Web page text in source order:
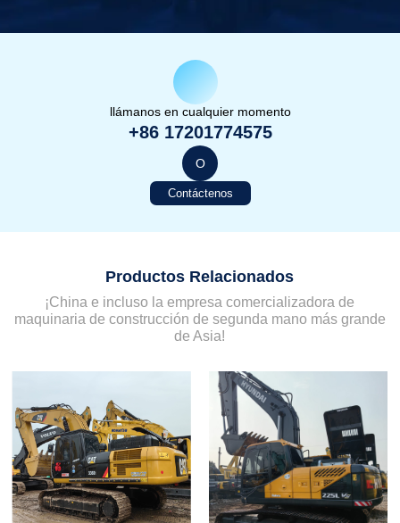
llámanos en cualquier momento
+86 17201774575
O
Contáctenos
Productos Relacionados
¡China e incluso la empresa comercializadora de
maquinaria de construcción de segunda mano más grande
de Asia!